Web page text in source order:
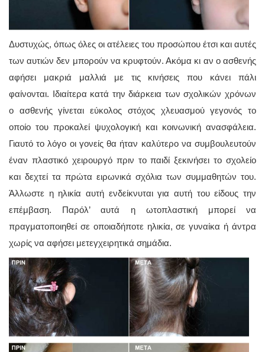
Δυστυχώς, όπως όλες οι ατέλειες του προσώπου έτσι και αυτές
των αυτιών δεν μπορούν να κρυφτούν. Ακόμα κι αν ο ασθενής
αφήσει μακριά μαλλιά με τις κινήσεις που κάνει πάλι
φαίνονται. Ιδιαίτερα κατά την διάρκεια των σχολικών χρόνων
ο ασθενής γίνεται εύκολος στόχος χλευασμού γεγονός το
οποίο του προκαλεί ψυχολογική και κοινωνική ανασφάλεια.
Γιαυτό το λόγο οι γονείς θα ήταν καλύτερο να συμβουλευτούν
έναν πλαστικό χειρουργό πριν το παιδί ξεκινήσει το σχολείο
και δεχτεί τα πρώτα ειρωνικά σχόλια των συμμαθητών του.
Άλλωστε η ηλικία αυτή ενδείκνυται για αυτή του είδους την
επέμβαση. Παρόλ’ αυτά η ωτοπλαστική μπορεί να
πραγματοποιηθεί σε οποιαδήποτε ηλικία, σε γυναίκα ή άντρα
χωρίς να αφήσει μετεγχειρητικά σημάδια.